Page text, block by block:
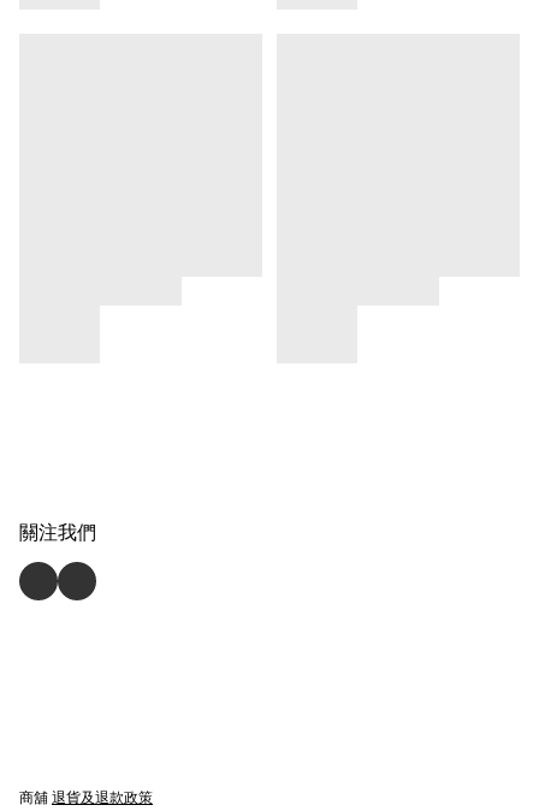
關注我們
商舖 退貨及退款政策